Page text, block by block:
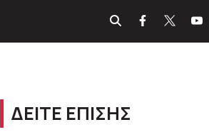
ΔΕΙΤΕ ΕΠΙΣΗΣ